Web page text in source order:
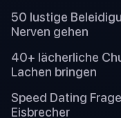
50 lustige
Nerven gehen
40+ lächerliche
Lachen bringen
Speed Dating
Eisbrecher